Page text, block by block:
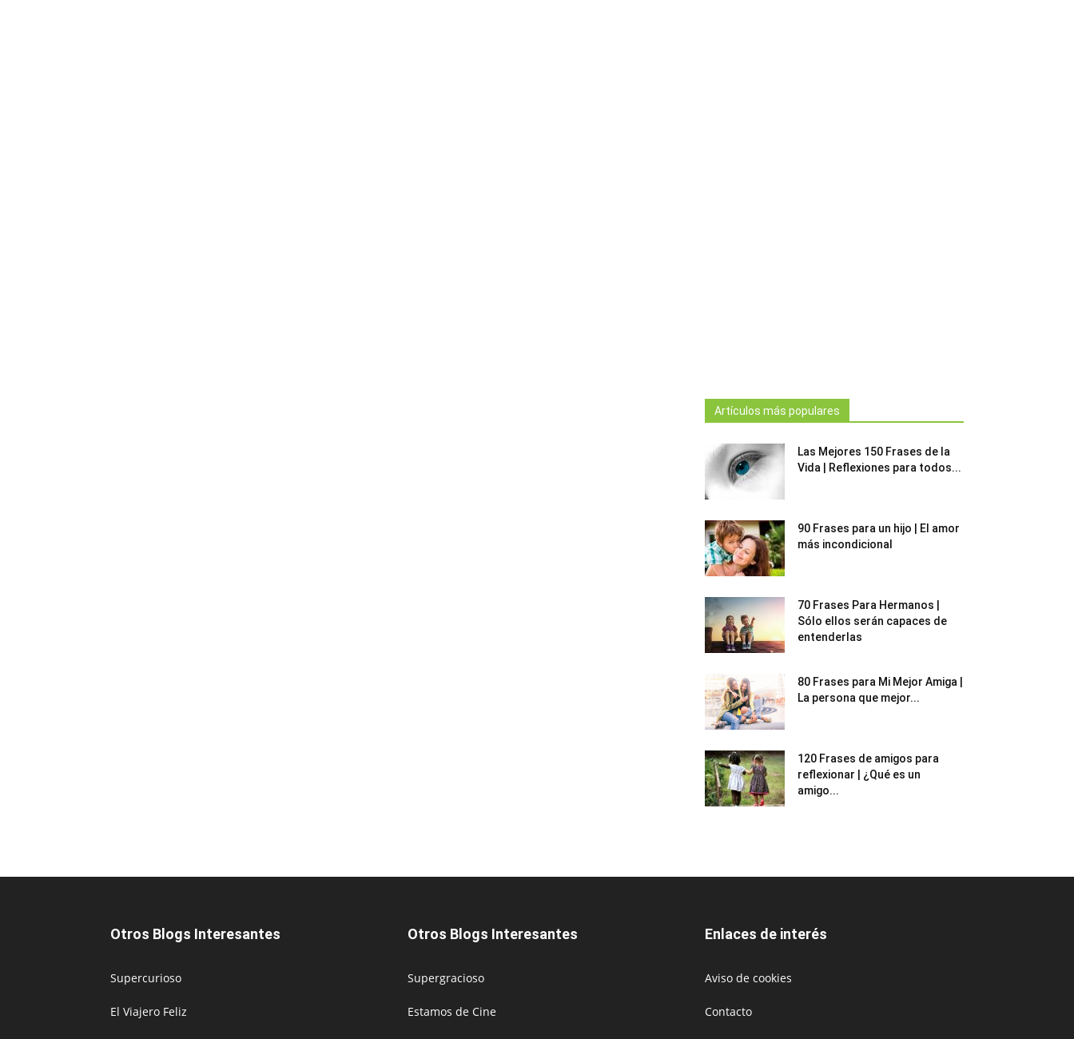
Artículos más populares
Las Mejores 150 Frases de la
Vida | Reflexiones para todos...
90 Frases para un hijo | El amor
más incondicional
70 Frases Para Hermanos |
Sólo ellos serán capaces de
entenderlas
80 Frases para Mi Mejor Amiga |
La persona que mejor...
120 Frases de amigos para
reflexionar | ¿Qué es un
amigo...
Otros Blogs Interesantes
Supercurioso
El Viajero Feliz
Otros Blogs Interesantes
Supergracioso
Estamos de Cine
Enlaces de interés
Aviso de cookies
Contacto